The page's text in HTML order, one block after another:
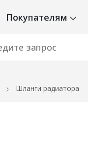
Покупателям
Шланги радиатора